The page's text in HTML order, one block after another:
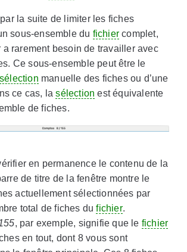
par la suite de limiter les fiches
sous-ensemble du fichiercomplet,
rarement besoin de travailler avec
Ce sous-ensemble peut être le
sélection manuelle des fiches ou d’une
ce cas, lasélection est équivalente
de fiches.
en permanence le contenu de la
de titre de la fenêtre montre le
actuellement sélectionnées par
total de fiches dufichier.
, par exemple, signifie que le fichier
en tout, dont 8 vous sont